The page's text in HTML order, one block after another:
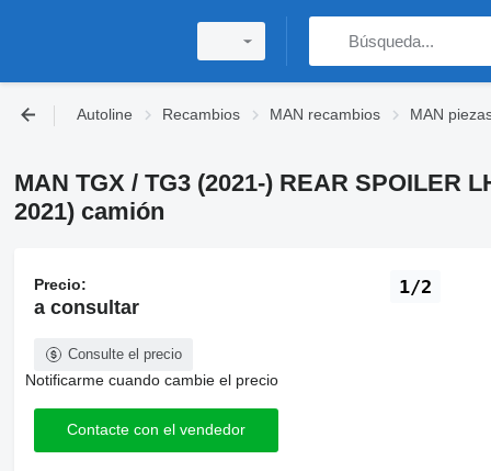
Autoline Recambios MAN recambios MAN
MAN TGX / TG3 (2021-) REAR SPOILER
2021) camión
1/2
Precio:
a consultar
Consulte el precio
Notificarme cuando cambie el precio
Contacte con el vendedor